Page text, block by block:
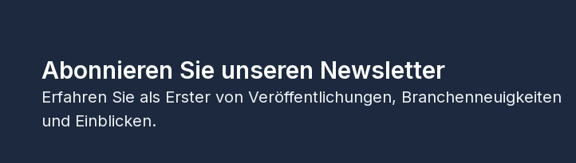
Abonnieren Sie unseren Newsletter
Erfahren Sie als Erster von Veröffentlichungen, Branchenneuigkeiten
und Einblicken.